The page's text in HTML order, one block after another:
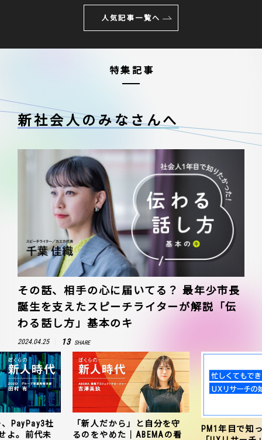
人気記事一覧へ
特集記事
新社会人のみなさんへ
その話、相手の心に届いてる？ 最年少市長
誕生を支えたスピーチライターが解説「伝
わる話し方」基本のキ
2024.04.25 13 SHARE
PayPay3社
よ。前代未
「新人だから」と自分を守
るのをやめた｜ABEMAの看
PM1年目で知